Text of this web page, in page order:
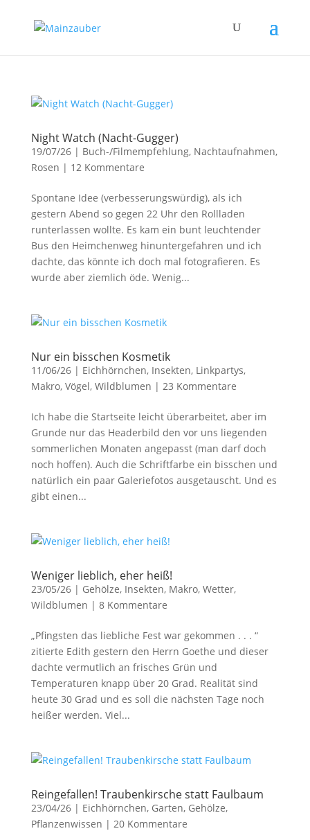
Night Watch (Nacht-Gugger)
19/07/26| Buch-/Filmempfehlung, Nachtaufnahmen,
Rosen | 12 Kommentare
Spontane Idee (verbesserungswürdig), als ich
gestern Abend so gegen 22 Uhr den Rollladen
runterlassen wollte. Es kam ein bunt leuchtender
Bus den Heimchenweg hinuntergefahren und ich
dachte, das könnte ich doch mal fotografieren. Es
wurde aber ziemlich öde. Wenig...
Nur ein bisschen Kosmetik
11/06/26| Eichhörnchen, Insekten, Linkpartys,
Makro, Vögel, Wildblumen | 23 Kommentare
Ich habe die Startseite leicht überarbeitet, aber im
Grunde nur das Headerbild den vor uns liegenden
sommerlichen Monaten angepasst (man darf doch
noch hoffen). Auch die Schriftfarbe ein bisschen und
natürlich ein paar Galeriefotos ausgetauscht. Und es
gibt einen...
Weniger lieblich, eher heiß!
23/05/26| Gehölze, Insekten, Makro, Wetter,
Wildblumen | 8 Kommentare
„Pfingsten das liebliche Fest war gekommen . . . “
zitierte Edith gestern den Herrn Goethe und dieser
dachte vermutlich an frisches Grün und
Temperaturen knapp über 20 Grad. Realität sind
heute 30 Grad und es soll die nächsten Tage noch
heißer werden. Viel...
Reingefallen! Traubenkirsche statt Faulbaum
23/04/26| Eichhörnchen, Garten, Gehölze,
Pflanzenwissen | 20 Kommentare